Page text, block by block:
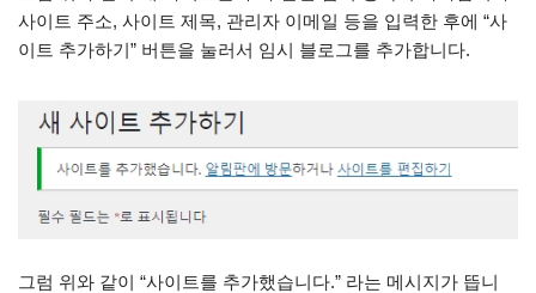
사이트 주소, 사이트 제목, 관리자 이메일 등을 입력한 후에 “사
이트 추가하기” 버튼을 눌러서 임시 블로그를 추가합니다.
그럼 위와 같이 “사이트를 추가했습니다.” 라는 메시지가 뜹니